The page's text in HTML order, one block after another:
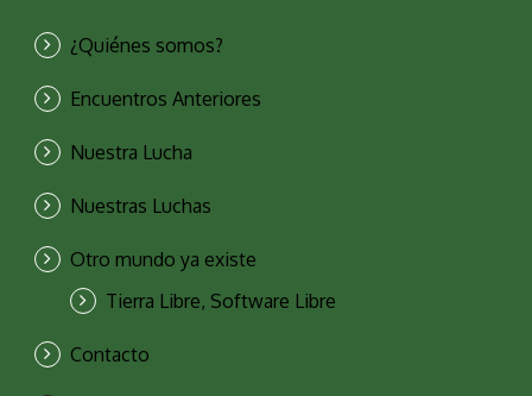
¿Quiénes somos?
Encuentros Anteriores
Nuestra Lucha
Nuestras Luchas
Otro mundo ya existe
Tierra Libre, Software Libre
Contacto